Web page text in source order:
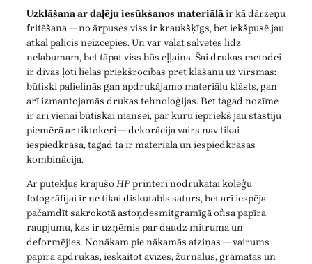
Uzklāšana ar daļēju iesūkšanos materiālāir kā dārzeņu
fritēšana — no ārpuses viss ir kraukšķīgs, bet iekšpusē jau
atkal palicis neizcepies. Un var vāļāt salvetēs līdz
nelabumam, bet tāpat viss būs eļļains. Šai drukas metodei
ir divas ļoti lielas priekšrocības pret klāšanu uz virsmas:
būtiski palielinās gan apdrukājamo materiālu klāsts, gan
arī izmantojamās drukas tehnoloģijas. Bet tagad nozīme
ir arī vienai būtiskai niansei, par kuru iepriekš jau stāstīju
piemērā ar tiktokeri — dekorācija vairs nav tikai
iespiedkrāsa, tagad tā ir materiāla un iespiedkrāsas
kombinācija.
Ar putekļus krājušoHPprinteri nodrukātai kolēģu
fotogrāfijai ir ne tikai diskutabls saturs, bet arī iespēja
pačamdīt sakrokotā astoņdesmitgramīgā ofisa papīra
raupjumu, kas ir uzņēmis par daudz mitruma un
deformējies. Nonākam pie nākamās atziņas — vairums
papīra apdrukas, ieskaitot avīzes, žurnālus, grāmatas un